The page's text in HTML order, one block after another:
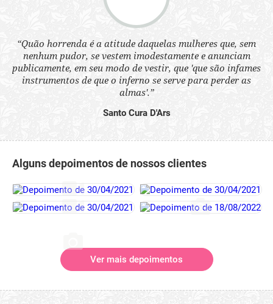
“Quão horrenda é a atitude daquelas mulheres que, sem
nenhum pudor, se vestem imodestamente e anunciam
publicamente, em seu modo de vestir, que 'que são infames
instrumentos de que o inferno se serve para perder as
almas'.”
Santo Cura D'Ars
Alguns depoimentos de nossos clientes
Ver mais depoimentos